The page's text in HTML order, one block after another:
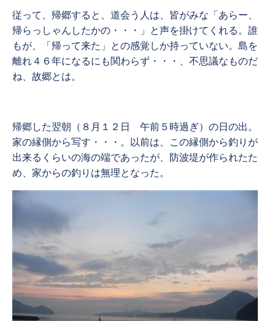
従って、帰郷すると、道会う人は、皆がみな「あらー、
帰らっしゃんしたかの・・・」と声を掛けてくれる。誰
もが、「帰って来た」との感覚しか持っていない。島を
離れ４６年になるにも関わらず・・・、不思議なものだ
ね、故郷とは。
帰郷した翌朝（８月１２日 午前５時過ぎ）の日の出。
家の縁側から写す・・・。以前は、この縁側から釣りが
出来るくらいの海の端であったが、防波堤が作られたた
め、家からの釣りは無理となった。